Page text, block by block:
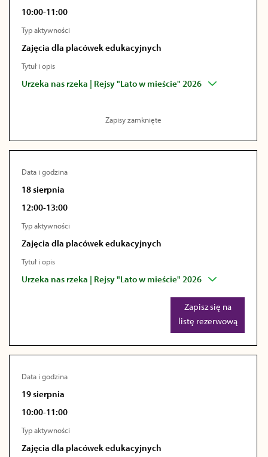
10:00-11:00
Typ aktywności
Zajęcia dla placówek edukacyjnych
Tytuł i opis
Urzeka nas rzeka | Rejsy "Lato w mieście" 2026
Zapisy zamknięte
Data i godzina
18 sierpnia
12:00-13:00
Typ aktywności
Zajęcia dla placówek edukacyjnych
Tytuł i opis
Urzeka nas rzeka | Rejsy "Lato w mieście" 2026
Zapisz się na
listę rezerwową
Data i godzina
19 sierpnia
10:00-11:00
Typ aktywności
Zajęcia dla placówek edukacyjnych